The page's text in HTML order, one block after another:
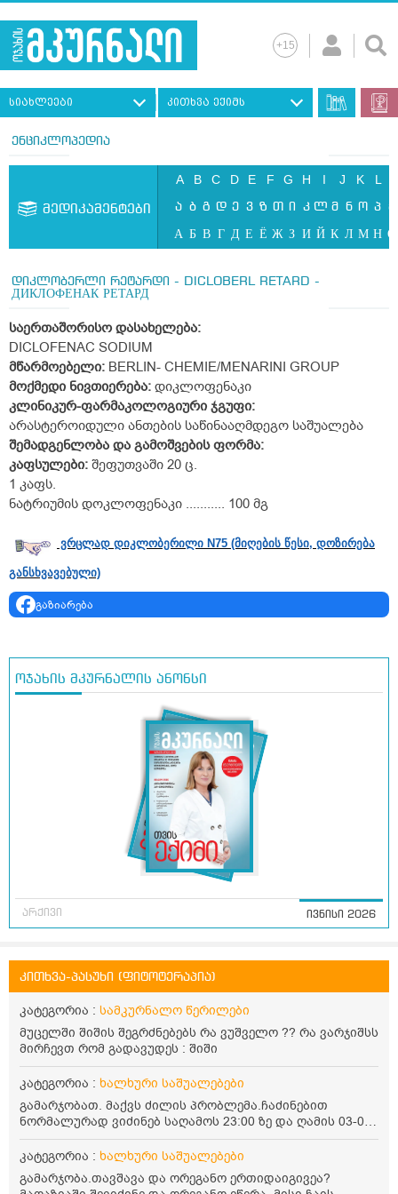
სიახლეები კითხვა ექიმს
ენციკლოპედია
მედიკამენტები
A B C D E F G H I J K L
ა ბ გ დ ე ვ ზ თ ი კ ლ მ ნ ო პ ჟ
А Б В Г Д Е Ё Ж З И Й К Л М Н О
დიკლობერლი რეტარდი - DICLOBERL RETARD -
ДИКЛОФЕНАК РЕТАРД
საერთაშორისო დასახელება:
DICLOFENAC SODIUM
მწარმოებელი: BERLIN- CHEMIE/MENARINI GROUP
მოქმედი ნივთიერება: დიკლოფენაკი
კლინიკურ-ფარმაკოლოგიური ჯგუფი:
არასტეროიდული ანთების საწინააღმდეგო საშუალება
შემადგენლობა და გამოშვების ფორმა:
კაფსულები: შეფუთვაში 20 ც.
1 კაფს.
ნატრიუმის დოკლოფენაკი ........... 100 მგ
ვრცლად დიკლობერილი N75 (მიღების წესი, დოზირება
განსხვავებული)
გაზიარება
ოჯახის მკურნალის ანონსი
არქივი ივნისი 2026
კითხვა-პასუხი (ფიტოტერაპია)
კატეგორია : სამკურნალო წერილები
მუცელში შიშის შეგრძნებებს რა ვუშველო ?? რა ვარჯიშსს
მირჩევთ რომ გადავუდეს : შიში
კატეგორია : ხალხური საშუალებები
გამარჯობათ. მაქვს ძილის პრობლემა.ჩაძინებით
ნორმალურად ვიძინებ საღამოს 23:00 ზე და ღამის 03-00
ან 04:00 საათზე მეღვიძება და მერე ვერ ვიძინებ
ვერაფრით.რამე ხალხური საშუალება თუ არის ამ
პრობლემის მოსაგვარებლად
კატეგორია : ხალხური საშუალებები
გამარჯობა.თავშავა და ორეგანო ერთიდაიგივეა?